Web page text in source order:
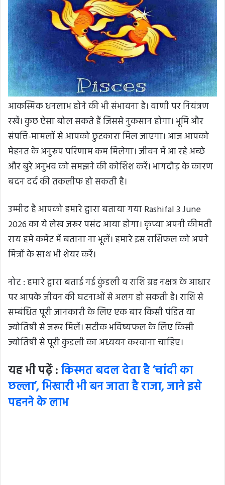
आकस्मिक धनलाभ होने की भी संभावना है। वाणी पर नियंत्रण
रखें। कुछ ऐसा बोल सकते हैं जिससे नुकसान होगा। भूमि और
संपत्ति-मामलों से आपको छुटकारा मिल जाएगा। आज आपको
मेहनत के अनुरूप परिणाम कम मिलेगा। जीवन में आ रहे अच्छे
और बुरे अनुभव को समझने की कोशिश करें। भागदौड़ के कारण
बदन दर्द की तकलीफ हो सकती है।
उम्मीद है आपको हमारे द्वारा बताया गया Rashifal 3 June
2026 का ये लेख जरूर पसंद आया होगा। कृप्या अपनी कीमती
राय हमे कमेंट में बताना ना भूलें। हमारे इस राशिफल को अपने
मित्रों के साथ भी शेयर करें।
नोट : हमारे द्वारा बताई गई कुंडली व राशि ग्रह नक्षत्र के आधार
पर आपके जीवन की घटनाओं से अलग हो सकती है। राशि से
सम्बंधित पूरी जानकारी के लिए एक बार किसी पंडित या
ज्योतिषी से जरूर मिलें। सटीक भविष्यफल के लिए किसी
ज्योतिषी से पूरी कुंडली का अध्ययन करवाना चाहिए।
यह भी पढ़ें :किस्मत बदल देता है ‘चांदी का
छल्ला’, भिखारी भी बन जाता है राजा, जाने इसे
पहनने के लाभ